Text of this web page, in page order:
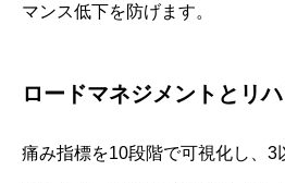
マンス低下を防げます。
ロードマネジメントとリ
痛み指標を10段階で可視化し、3